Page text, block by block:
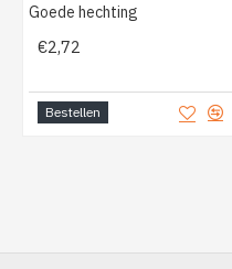
Goede hechting
€2,72
Bestellen